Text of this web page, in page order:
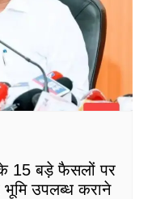
15 बड़े फैसलों पर
भूमि उपलब्ध कराने